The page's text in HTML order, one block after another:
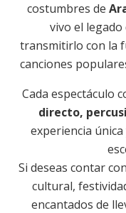
costumbres de
vivo el
transmitirlo con la
canciones
Cada espectáculo
directo,
experiencia
Si deseas contar
cultural,
encantados de